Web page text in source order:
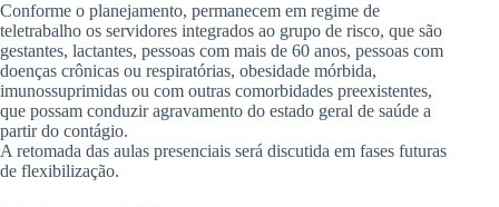
Conforme o planejamento, permanecem em regime de
teletrabalho os servidores integrados ao grupo de risco, que são
gestantes, lactantes, pessoas com mais de 60 anos, pessoas com
doenças crônicas ou respiratórias, obesidade mórbida,
imunossuprimidas ou com outras comorbidades preexistentes,
que possam conduzir agravamento do estado geral de saúde a
partir do contágio.
A retomada das aulas presenciais será discutida em fases futuras
de flexibilização.